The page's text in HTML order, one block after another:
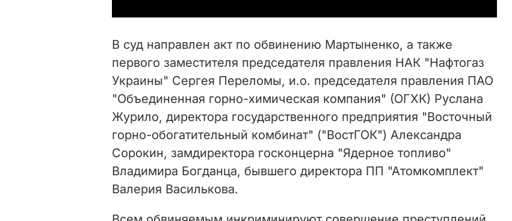
i
d
e
o
В суд направлен акт по обвинению Мартыненко, а также
первого заместителя председателя правления НАК "Нафтогаз
Украины" Сергея Переломы, и.о. председателя правления ПАО
"Объединенная горно-химическая компания" (ОГХК) Руслана
Журило, директора государственного предприятия "Восточный
горно-обогатительный комбинат" ("ВостГОК") Александра
Сорокин, замдиректора госконцерна "Ядерное топливо"
Владимира Богданца, бывшего директора ПП "Атомкомплект"
Валерия Василькова.